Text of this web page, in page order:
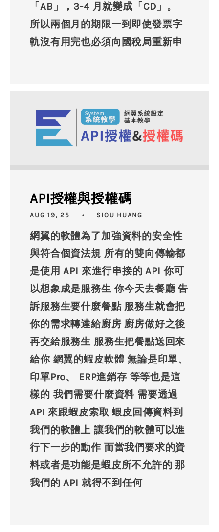
「AB」，3-4 月就變成「CD」。
所以兩個月的期限一到即使發票字
軌沒有用完也必須向國稅局重新申
API授權與授權碼
AUG 19, 25 SIOU HUANG
網翼的軟體為了加強資料的安全性
與符合個資法規 所有的雙向傳輸都
是使用 API 來進行串接的 API 你可
以想象成是服務生 你今天去餐廳 告
訴服務生要什麼餐點 服務生就會把
你的需求轉達給廚房 廚房做好之後
再交給服務生 服務生把餐點送回來
給你 網翼的蝦皮軟體 無論是印單、
印單Pro、 ERP進銷存 等等也是這
樣的 我們需要什麼資料 需要透過
API 來跟蝦皮索取 蝦皮回傳資料到
我們的軟體上 讓我們的軟體可以進
行下一步的動作 而當我們要求的資
料或者是功能是蝦皮所不允許的 那
我們的 API 就得不到任何